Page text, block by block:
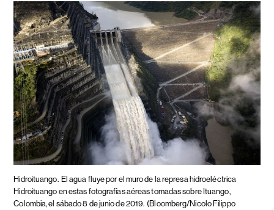
Hidroituango. El agua fluye por el muro de la represa hidroeléctrica
Hidroituango en estas fotografías aéreas tomadas sobre Ituango,
Colombia, el sábado 8 de junio de 2019. (Bloomberg/Nicolo Filippo